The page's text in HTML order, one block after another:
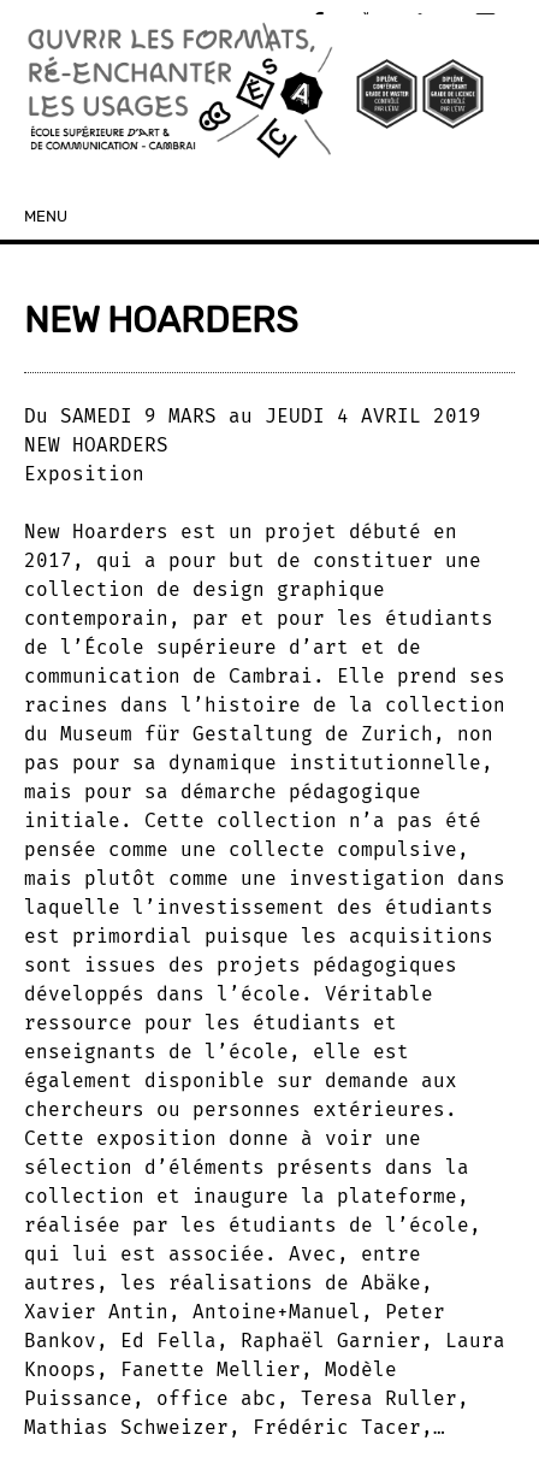
MENU
NEW HOARDERS
Du SAMEDI 9 MARS au JEUDI 4 AVRIL 2019
NEW HOARDERS
Exposition
New Hoarders est un projet débuté en
2017, qui a pour but de constituer une
collection de design graphique
contemporain, par et pour les étudiants
de l’École supérieure d’art et de
communication de Cambrai. Elle prend ses
racines dans l’histoire de la collection
du Museum für Gestaltung de Zurich, non
pas pour sa dynamique institutionnelle,
mais pour sa démarche pédagogique
initiale. Cette collection n’a pas été
pensée comme une collecte compulsive,
mais plutôt comme une investigation dans
laquelle l’investissement des étudiants
est primordial puisque les acquisitions
sont issues des projets pédagogiques
développés dans l’école. Véritable
ressource pour les étudiants et
enseignants de l’école, elle est
également disponible sur demande aux
chercheurs ou personnes extérieures.
Cette exposition donne à voir une
sélection d’éléments présents dans la
collection et inaugure la plateforme,
réalisée par les étudiants de l’école,
qui lui est associée. Avec, entre
autres, les réalisations de Abäke,
Xavier Antin, Antoine+Manuel, Peter
Bankov, Ed Fella, Raphaël Garnier, Laura
Knoops, Fanette Mellier, Modèle
Puissance, office abc, Teresa Ruller,
Mathias Schweizer, Frédéric Tacer,…